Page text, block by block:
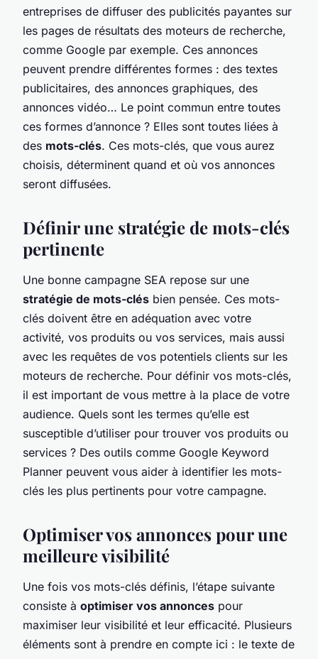
entreprises de diffuser des publicités payantes sur
les pages de résultats des moteurs de recherche,
comme Google par exemple. Ces annonces
peuvent prendre différentes formes : des textes
publicitaires, des annonces graphiques, des
annonces vidéo… Le point commun entre toutes
ces formes d’annonce ? Elles sont toutes liées à
des mots-clés. Ces mots-clés, que vous aurez
choisis, déterminent quand et où vos annonces
seront diffusées.
Définir une stratégie de mots-clés
pertinente
Une bonne campagne SEA repose sur une
stratégie de mots-clés bien pensée. Ces mots-
clés doivent être en adéquation avec votre
activité, vos produits ou vos services, mais aussi
avec les requêtes de vos potentiels clients sur les
moteurs de recherche. Pour définir vos mots-clés,
il est important de vous mettre à la place de votre
audience. Quels sont les termes qu’elle est
susceptible d’utiliser pour trouver vos produits ou
services ? Des outils comme Google Keyword
Planner peuvent vous aider à identifier les mots-
clés les plus pertinents pour votre campagne.
Optimiser vos annonces pour une
meilleure visibilité
Une fois vos mots-clés définis, l’étape suivante
consiste à optimiser vos annonces pour
maximiser leur visibilité et leur efficacité. Plusieurs
éléments sont à prendre en compte ici : le texte de